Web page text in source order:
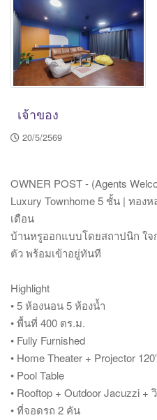
เจ้าของ
20/5/2569
OWNER POST - (Agents
Luxury Townhome 5 ชั้น | ทอง
เดือน
บ้านหรูออกแบบโดยสถาปนิก ใจ
ตัว พร้อมเข้าอยู่ทันที
Highlight
• 5 ห้องนอน 5 ห้องน้ำ
• พื้นที่ 400 ตร.ม.
• Fully Furnished
• Home Theater + Projector
• Pool Table
• Rooftop + Outdoor Jacuzzi +
• ที่จอดรถ 2 คัน